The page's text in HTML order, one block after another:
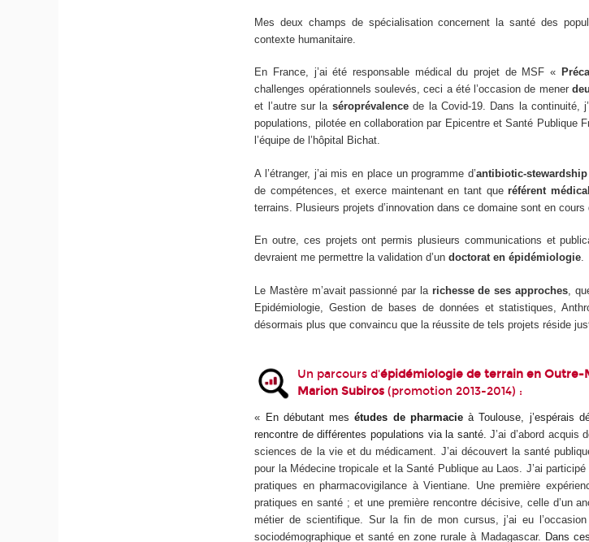
Mes deux champs de spécialisation concernent la santé des
contexte humanitaire.
En France, j’ai été responsable médical du projet de MSF «
challenges opérationnels soulevés, ceci a été l’occasion de mener
et l’autre sur la séroprévalencede la Covid-19. Dans la continuité,
populations, pilotée en collaboration par Epicentre et Santé Publique
l’équipe de l’hôpital Bichat.
A l’étranger, j’ai mis en place un programme d’antibiotic-stewardship
de compétences, et exerce maintenant en tant queréférent médical
terrains. Plusieurs projets d’innovation dans ce domaine sont en
En outre, ces projets ont permis plusieurs communications et
devraient me permettre la validation d’undoctorat en épidémiologie.
Le Mastère m’avait passionné par la richesse de ses approches,
Epidémiologie, Gestion de bases de données et statistiques,
désormais plus que convaincu que la réussite de tels projets réside
Un parcours d'épidémiologie de terrain en Outre-
Marion Subiros(promotion 2013-2014) :
« En débutant mesétudes de pharmacieà Toulouse, j’espérais
rencontre de différentes populations viala santé.J’ai d’abord acquis
sciences de la vie et du médicament. J’ai découvert la santé
pour la Médecine tropicale et la Santé Publique au Laos. J’ai
pratiques en pharmacovigilance à Vientiane. Une première
pratiques en santé ; et une première rencontre décisive, celle d’un
métier de scientifique. Sur la fin de mon cursus, j’ai eu
sociodémographique et santé en zone rurale à Madagascar. Dans